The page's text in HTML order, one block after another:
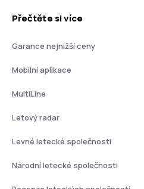
Přečtěte si více
Garance nejnižší ceny
Mobilní aplikace
MultiLine
Letový radar
Levné letecké společnosti
Národní letecké společnosti